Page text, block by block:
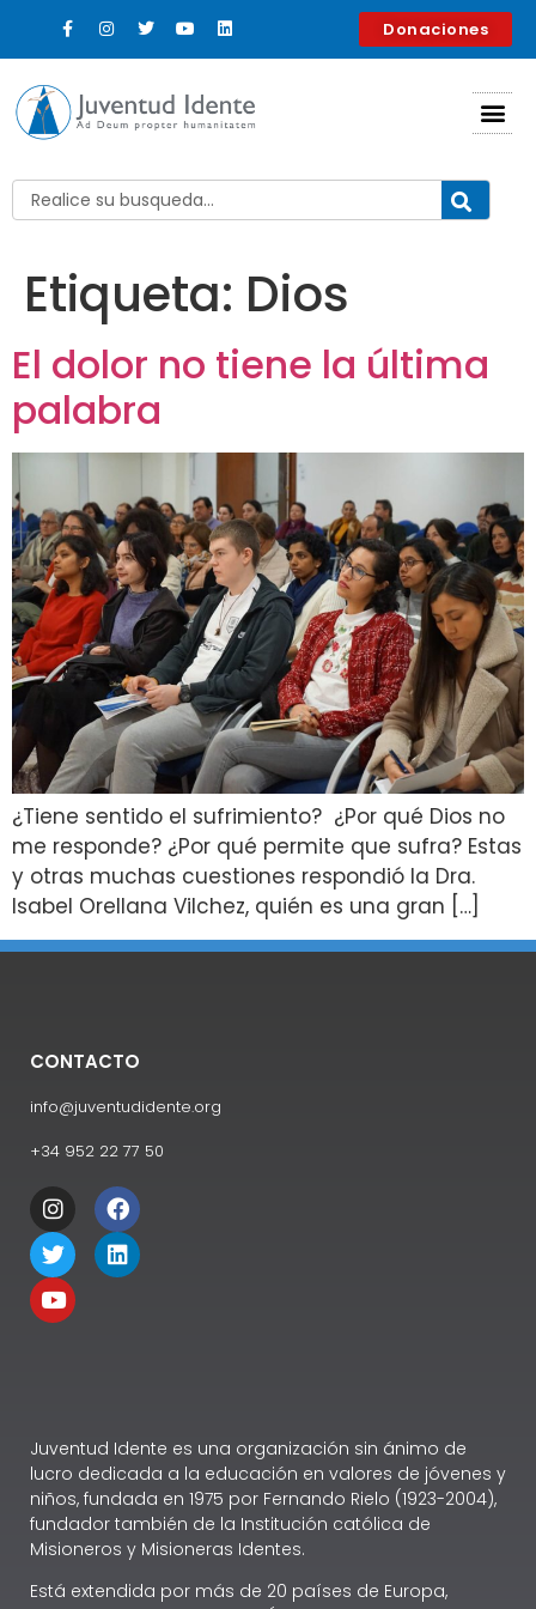
contenido Donaciones
Etiqueta: Dios
El dolor no tiene la última
palabra
¿Tiene sentido el sufrimiento? ¿Por qué Dios no
me responde? ¿Por qué permite que sufra? Estas
y otras muchas cuestiones respondió la Dra.
Isabel Orellana Vilchez, quién es una gran […]
CONTACTO
info@juventudidente.org
+34 952 22 77 50
Juventud Idente es una organización sin ánimo de
lucro dedicada a la educación en valores de jóvenes y
niños, fundada en 1975 por Fernando Rielo (1923-2004),
fundador también de la Institución católica de
Misioneros y Misioneras Identes.
Está extendida por más de 20 países de Europa,